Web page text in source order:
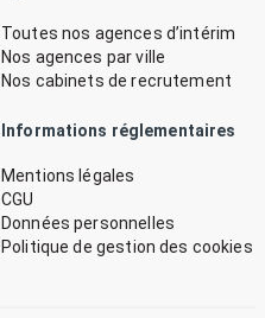
Toutes nos agences d’intérim
Nos agences par ville
Nos cabinets de recrutement
Informations réglementaires
Mentions légales
CGU
Données personnelles
Politique de gestion des cookies